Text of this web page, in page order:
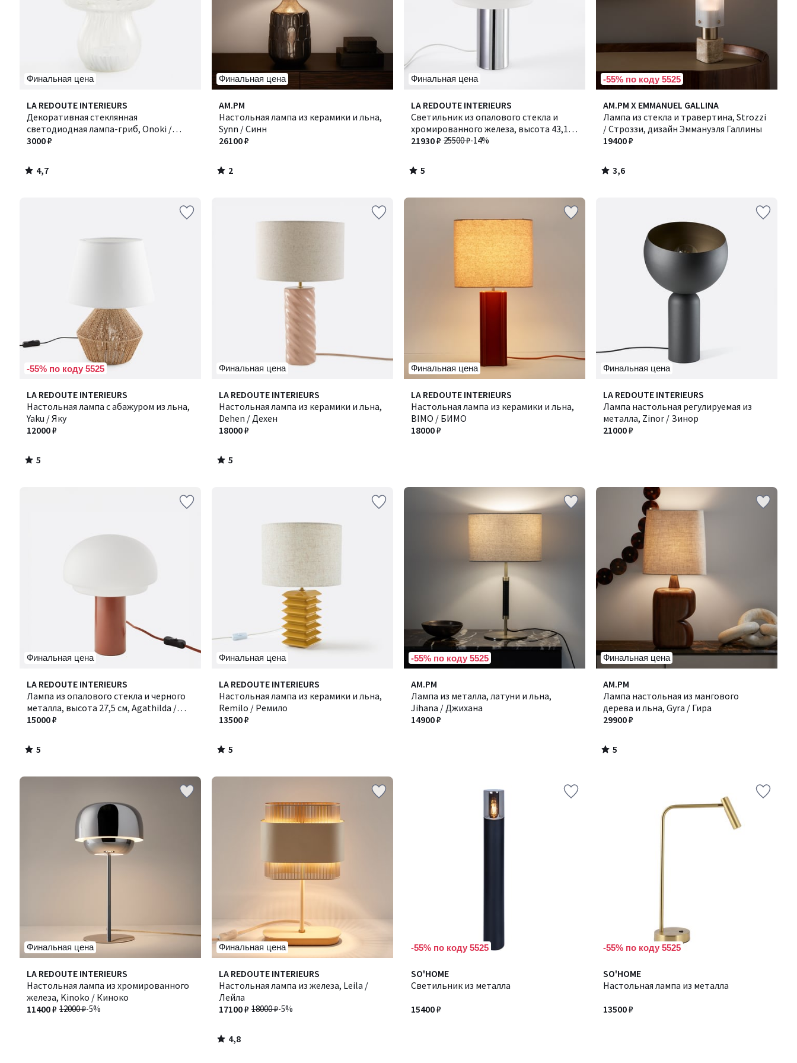
Финальная цена
LA REDOUTE INTERIEURS
Декоративная стеклянная
светодиодная лампа-гриб, Onoki /
Оноки
3000 ₽
4,7
/ 5
4,7
/
Финальная цена
AM.PM
Настольная лампа из керамики и льна,
Synn / Синн
26100 ₽
2
/
5
2
/
Финальная цена
LA REDOUTE INTERIEURS
Светильник из опалового стекла и
хромированного железа, высота 43,1
см, AGATHILDA / АГАТИЛЬДА
25500 ₽-14%
21930 ₽
5
/
5
5
/
-55% по коду 5525
AM.PM X EMMANUEL GALLINA
Лампа из стекла и травертина, Strozzi
/ Строззи, дизайн Эммануэля Галлины
19400 ₽
3,6
/ 5
3,6
/
-55% по коду 5525
LA REDOUTE INTERIEURS
Настольная лампа с абажуром из льна,
Yaku / Яку
12000 ₽
5
/
5
5
/
Финальная цена
LA REDOUTE INTERIEURS
Настольная лампа из керамики и льна,
Dehen / Дехен
18000 ₽
5
/
5
5
/
Финальная цена
LA REDOUTE INTERIEURS
Настольная лампа из керамики и льна,
BIMO / БИМО
18000 ₽
Финальная цена
LA REDOUTE INTERIEURS
Лампа настольная регулируемая из
металла, Zinor / Зинор
21000 ₽
Финальная цена
LA REDOUTE INTERIEURS
Лампа из опалового стекла и черного
металла, высота 27,5 см, Agathilda /
Агатильда
15000 ₽
5
/
5
5
/
Финальная цена
LA REDOUTE INTERIEURS
Настольная лампа из керамики и льна,
Remilo / Ремило
13500 ₽
5
/
5
5
/
-55% по коду 5525
AM.PM
Лампа из металла, латуни и льна,
Jihana / Джихана
14900 ₽
Финальная цена
AM.PM
Лампа настольная из мангового
дерева и льна, Gyra / Гира
29900 ₽
5
/
5
5
/
Финальная цена
LA REDOUTE INTERIEURS
Настольная лампа из хромированного
железа, Kinoko / Киноко
12000 ₽-5%
11400 ₽
Финальная цена
LA REDOUTE INTERIEURS
Настольная лампа из железа, Leila /
Лейла
18000 ₽-5%
17100 ₽
4,8
/ 5
4,8
/
-55% по коду 5525
SO'HOME
Светильник из металла
15400 ₽
-55% по коду 5525
SO'HOME
Настольная лампа из металла
13500 ₽